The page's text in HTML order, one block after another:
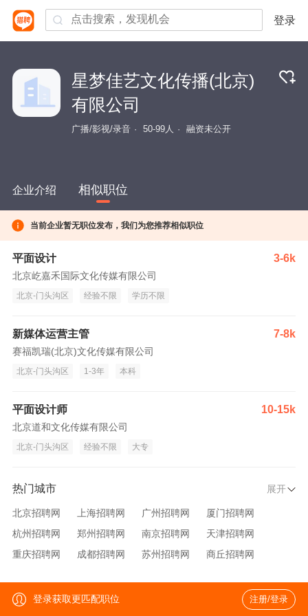
登录
星梦佳艺文化传播(北京)
有限公司
广播/影视/录音 50-99人 融资未公开
企业介绍 相似职位
当前企业暂无职位发布，我们为您推荐相似职位
平面设计 3-6k
北京屹嘉禾国际文化传媒有限公司
北京-门头沟区 经验不限 学历不限
新媒体运营主管 7-8k
赛福凯瑞(北京)文化传媒有限公司
北京-门头沟区 1-3年 本科
平面设计师 10-15k
北京道和文化传媒有限公司
北京-门头沟区 经验不限 大专
热门城市 展开
北京招聘网 上海招聘网 广州招聘网
厦门招聘网
杭州招聘网
郑州招聘网 南京招聘网
天津招聘网
重庆招聘网
成都招聘网 苏州招聘网
商丘招聘网
青岛招聘网
沈阳招聘网
西安招聘网
登录获取更匹配职位 注册/登录